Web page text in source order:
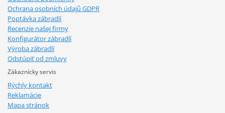
Ochrana osobních údajů GDPR
Poptávka zábradlí
Recenzie našej firmy
Konfigurátor zábradlí
Výroba zábradlí
Odstúpiť od zmluvy
Zákaznícky servis
Rýchly kontakt
Reklamácie
Mapa stránok